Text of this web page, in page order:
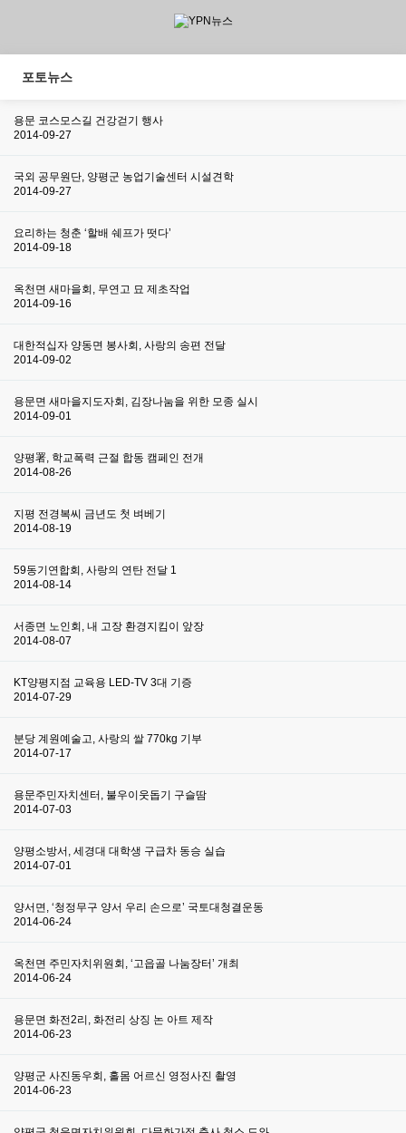
포토뉴스
용문 코스모스길 건강걷기 행사
2014-09-27
국외 공무원단, 양평군 농업기술센터 시설견학
2014-09-27
요리하는 청춘 ‘할배 쉐프가 떳다’
2014-09-18
옥천면 새마을회, 무연고 묘 제초작업
2014-09-16
대한적십자 양동면 봉사회, 사랑의 송편 전달
2014-09-02
용문면 새마을지도자회, 김장나눔을 위한 모종 실시
2014-09-01
양평署, 학교폭력 근절 합동 캠페인 전개
2014-08-26
지평 전경복씨 금년도 첫 벼베기
2014-08-19
59동기연합회, 사랑의 연탄 전달 1
2014-08-14
서종면 노인회, 내 고장 환경지킴이 앞장
2014-08-07
KT양평지점 교육용 LED-TV 3대 기증
2014-07-29
분당 계원예술고, 사랑의 쌀 770kg 기부
2014-07-17
용문주민자치센터, 불우이웃돕기 구슬땀
2014-07-03
양평소방서, 세경대 대학생 구급차 동승 실습
2014-07-01
양서면, ‘청정무구 양서 우리 손으로’ 국토대청결운동
2014-06-24
옥천면 주민자치위원회, ‘고읍골 나눔장터’ 개최
2014-06-24
용문면 화전2리, 화전리 상징 논 아트 제작
2014-06-23
양평군 사진동우회, 홀몸 어르신 영정사진 촬영
2014-06-23